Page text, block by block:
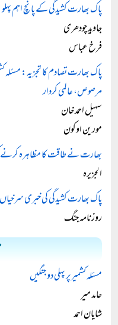
پاک بھارت کشیدگی کے پانچ اہم پہلو
جاوید چودھری
فرخ عباس
پاک بھارت تصادم کا تجزیہ: مسئلہ
مرصوص، عالمی کردار
سہیل احمد خان
مورین اوکون
بھارت نے طاقت کا مظاہرہ کرنے
الجزیرہ
پاک بھارت کشیدگی کی خبری سرخیاں
روزنامہ جنگ
مسئلہ کشمیر پر پہلی دو جنگیں
حامد میر
شایان احمد